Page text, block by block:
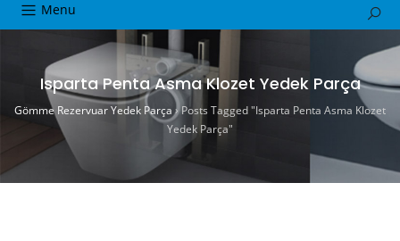
Menu
Isparta Penta Asma Klozet Yedek Parça
Gömme Rezervuar Yedek Parça›Posts Tagged "Isparta Penta Asma Klozet
Yedek Parça"